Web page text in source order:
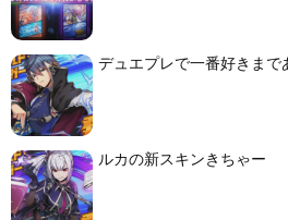
デュエプレで一番好きまで
ルカの新スキンきちゃー